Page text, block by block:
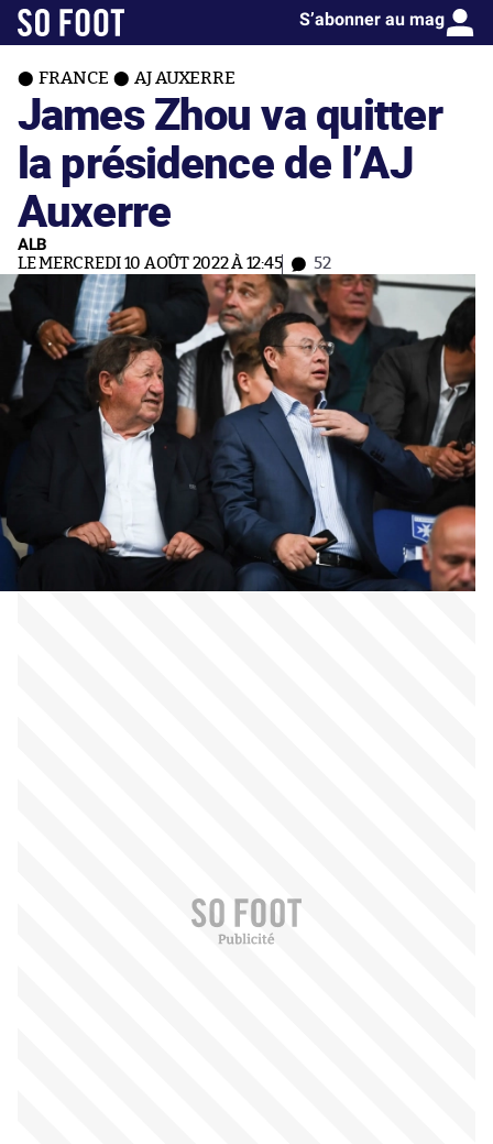
S’abonner au mag
FRANCE AJ AUXERRE
James Zhou va quitter
la présidence de l’AJ
Auxerre
ALB
LE MERCREDI 10 AOÛT 2022 À 12:45 52